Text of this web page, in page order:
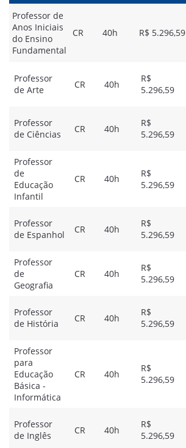
Professor de
Anos Iniciais
do Ensino
Fundamental
CR 40h R$ 5.296,59
Professor
de Arte
CR 40h
R$
5.296,59
Professor
de Ciências
CR 40h
R$
5.296,59
Professor
de
Educação
Infantil
CR 40h
R$
5.296,59
Professor
de Espanhol
CR 40h
R$
5.296,59
Professor
de
Geografia
CR 40h
R$
5.296,59
Professor
de História
CR 40h
R$
5.296,59
Professor
para
Educação
Básica -
Informática
CR 40h
R$
5.296,59
Professor
de Inglês
CR 40h
R$
5.296,59